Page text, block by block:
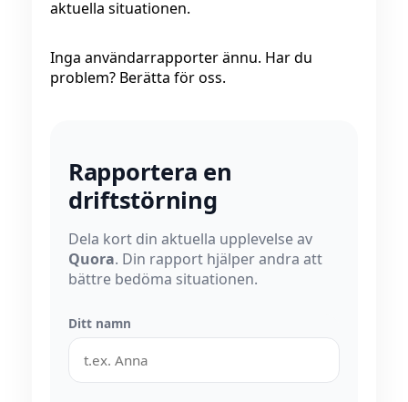
aktuella situationen.
Inga användarrapporter ännu. Har du
problem? Berätta för oss.
Rapportera en
driftstörning
Dela kort din aktuella upplevelse av
Quora. Din rapport hjälper andra att
bättre bedöma situationen.
Ditt namn